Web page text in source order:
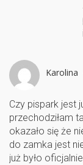
Karolina
Czy pispark jest
przechodziłam
okazało się że
do zamka jest
już było